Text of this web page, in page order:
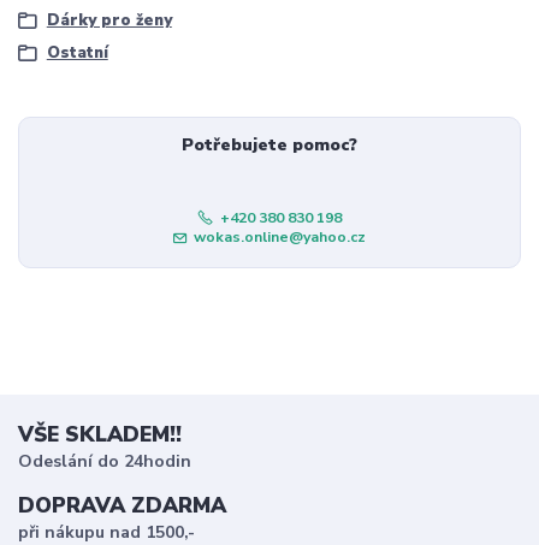
Dárky pro ženy
Ostatní
Potřebujete pomoc?
+420 380 830 198
wokas.online@yahoo.cz
VŠE SKLADEM!!
Odeslání do 24hodin
DOPRAVA ZDARMA
při nákupu nad 1500,-